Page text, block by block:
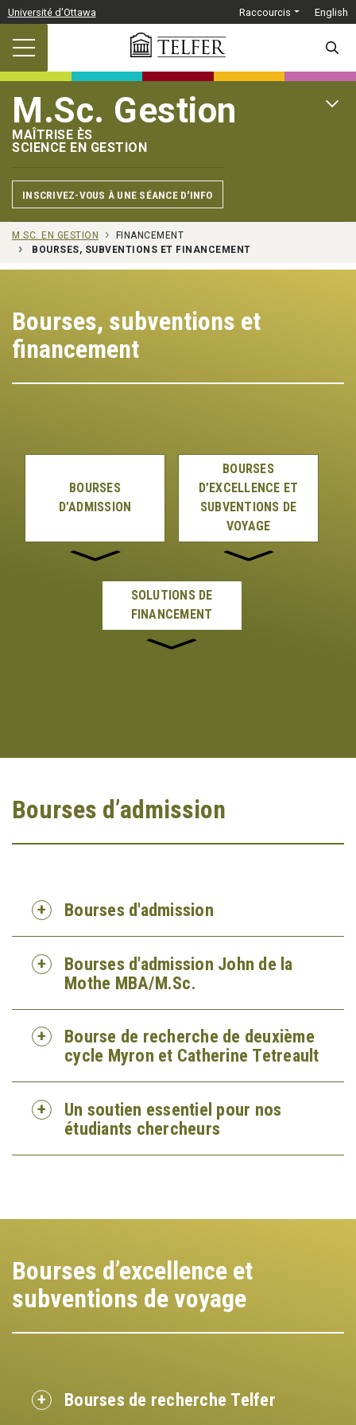
Passer au contenu principal
Université d'Ottawa Raccourcis English
M.Sc. Gestion
MAÎTRISE ÈS
SCIENCE EN GESTION
INSCRIVEZ-VOUS À UNE SÉANCE D'INFO
M.SC. EN GESTION
FINANCEMENT
BOURSES, SUBVENTIONS ET FINANCEMENT
Bourses, subventions et
financement
BOURSES
D’ADMISSION
BOURSES
D’EXCELLENCE ET
SUBVENTIONS DE
VOYAGE
SOLUTIONS DE
FINANCEMENT
Bourses d’admission
Bourses d'admission
Bourses d'admission John de la
Mothe MBA/M.Sc.
Bourse de recherche de deuxième
cycle Myron et Catherine Tetreault
Un soutien essentiel pour nos
étudiants chercheurs
Bourses d’excellence et
subventions de voyage
Bourses de recherche Telfer